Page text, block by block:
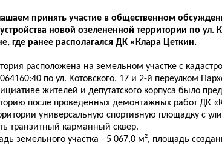
принять участие в общественном
новой озелененной территории по ул.
где ранее располагался ДК «Клара Цеткин.
расположена на земельном участке с
по ул. Котовского, 17 и 2-й переулком
жителей и депутатского корпуса было
после проведенных демонтажных работ ДК
универсальную спортивную площадку с
транзитный карманный сквер.
земельного участка - 5 067,0 м², площадь